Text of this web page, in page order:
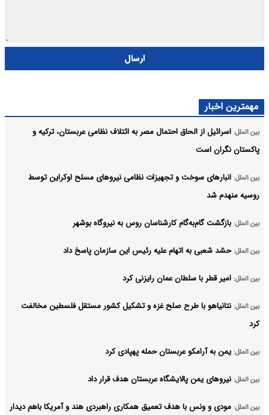
ارسال
مهمترین اخبار
بین الملل: اسرائیل از الحاق احتمال مصر به ائتلاف نظامی عربستان، ترکیه و
پاکستان نگران است
بین الملل: انبارهای سوخت و تجهیزات نظامی نیروهای مسلح اوکراین توسط
روسیه منهدم شد
بین الملل: بازگشت گام‌به‌گام کارشناسان روس به نیروگاه بوشهر
بین الملل: حشد شعبی به اتهام‌ علیه رئیس این سازمان پاسخ داد
بین الملل: امیر قطر با سلطان عمان رایزنی کرد
بین الملل: نتانیاهو با طرح صلح غزه و تشکیل کشور مستقل فلسطین مخالفت
کرد
بین الملل: یمن به آرامکو عربستان حمله پهپادی کرد
بین الملل: نیروهای یمن پالایشگاه عربستان هدف قرار داد
بین الملل: مودی و ونس با هدف تعمیق همکاری راهبردی هند و آمریکا باهم دیدار